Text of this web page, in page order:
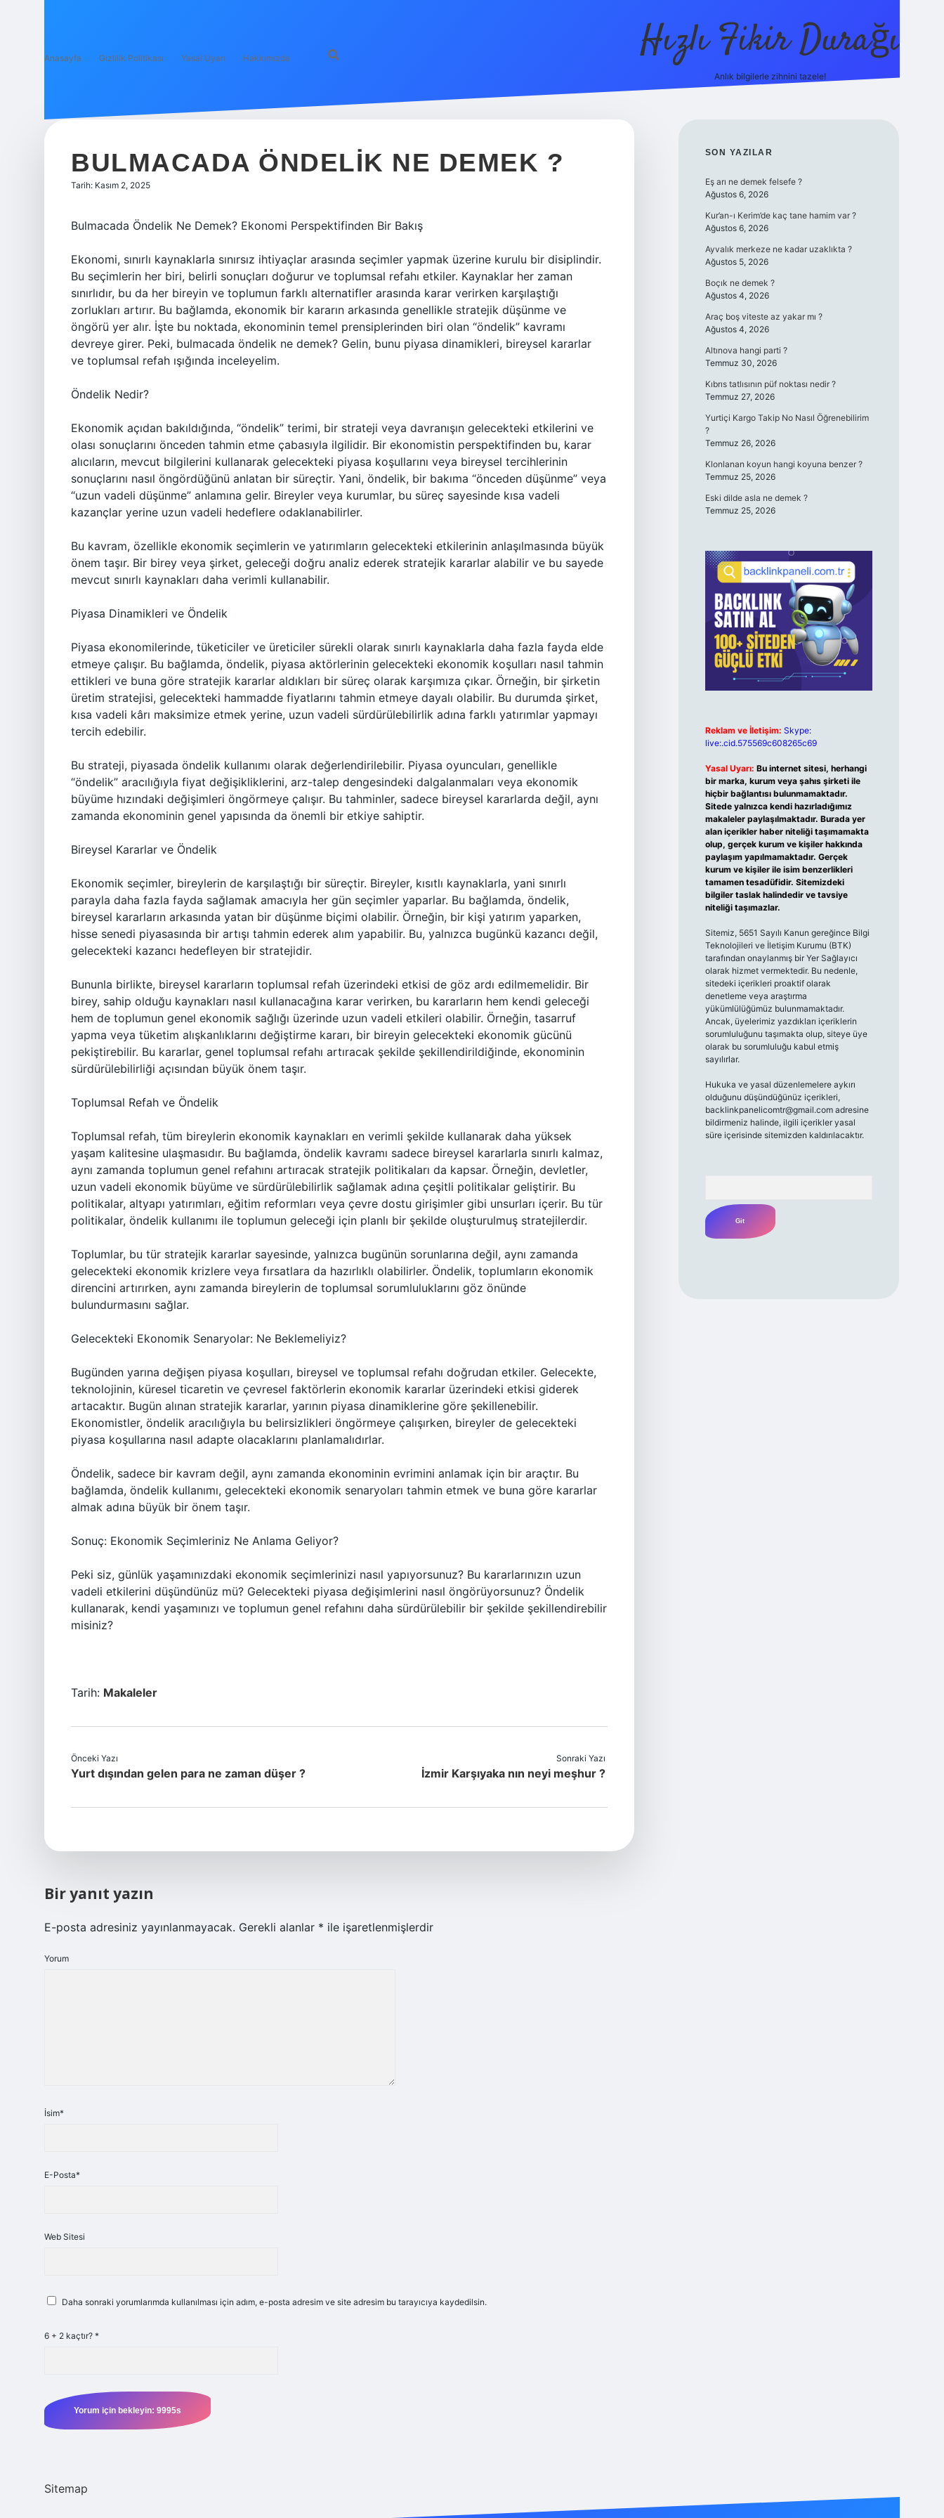
Anasayfa Gizlilik Politikası Yasal Uyarı Hakkımızda Hızlı Fikir Durağı
Anlık bilgilerle zihnini tazele!
BULMACADA ÖNDELIK NE DEMEK ?
Tarih: Kasım 2, 2025
Bulmacada Öndelik Ne Demek? Ekonomi Perspektifinden Bir Bakış
Ekonomi, sınırlı kaynaklarla sınırsız ihtiyaçlar arasında seçimler yapmak üzerine kurulu bir disiplindir.
Bu seçimlerin her biri, belirli sonuçları doğurur ve toplumsal refahı etkiler. Kaynaklar her zaman
sınırlıdır, bu da her bireyin ve toplumun farklı alternatifler arasında karar verirken karşılaştığı
zorlukları artırır. Bu bağlamda, ekonomik bir kararın arkasında genellikle stratejik düşünme ve
öngörü yer alır. İşte bu noktada, ekonominin temel prensiplerinden biri olan “öndelik” kavramı
devreye girer. Peki, bulmacada öndelik ne demek? Gelin, bunu piyasa dinamikleri, bireysel kararlar
ve toplumsal refah ışığında inceleyelim.
Öndelik Nedir?
Ekonomik açıdan bakıldığında, “öndelik” terimi, bir strateji veya davranışın gelecekteki etkilerini ve
olası sonuçlarını önceden tahmin etme çabasıyla ilgilidir. Bir ekonomistin perspektifinden bu, karar
alıcıların, mevcut bilgilerini kullanarak gelecekteki piyasa koşullarını veya bireysel tercihlerinin
sonuçlarını nasıl öngördüğünü anlatan bir süreçtir. Yani, öndelik, bir bakıma “önceden düşünme” veya
“uzun vadeli düşünme” anlamına gelir. Bireyler veya kurumlar, bu süreç sayesinde kısa vadeli
kazançlar yerine uzun vadeli hedeflere odaklanabilirler.
Bu kavram, özellikle ekonomik seçimlerin ve yatırımların gelecekteki etkilerinin anlaşılmasında büyük
önem taşır. Bir birey veya şirket, geleceği doğru analiz ederek stratejik kararlar alabilir ve bu sayede
mevcut sınırlı kaynakları daha verimli kullanabilir.
Piyasa Dinamikleri ve Öndelik
Piyasa ekonomilerinde, tüketiciler ve üreticiler sürekli olarak sınırlı kaynaklarla daha fazla fayda elde
etmeye çalışır. Bu bağlamda, öndelik, piyasa aktörlerinin gelecekteki ekonomik koşulları nasıl tahmin
ettikleri ve buna göre stratejik kararlar aldıkları bir süreç olarak karşımıza çıkar. Örneğin, bir şirketin
üretim stratejisi, gelecekteki hammadde fiyatlarını tahmin etmeye dayalı olabilir. Bu durumda şirket,
kısa vadeli kârı maksimize etmek yerine, uzun vadeli sürdürülebilirlik adına farklı yatırımlar yapmayı
tercih edebilir.
Bu strateji, piyasada öndelik kullanımı olarak değerlendirilebilir. Piyasa oyuncuları, genellikle
“öndelik” aracılığıyla fiyat değişikliklerini, arz-talep dengesindeki dalgalanmaları veya ekonomik
büyüme hızındaki değişimleri öngörmeye çalışır. Bu tahminler, sadece bireysel kararlarda değil, aynı
zamanda ekonominin genel yapısında da önemli bir etkiye sahiptir.
Bireysel Kararlar ve Öndelik
Ekonomik seçimler, bireylerin de karşılaştığı bir süreçtir. Bireyler, kısıtlı kaynaklarla, yani sınırlı
parayla daha fazla fayda sağlamak amacıyla her gün seçimler yaparlar. Bu bağlamda, öndelik,
bireysel kararların arkasında yatan bir düşünme biçimi olabilir. Örneğin, bir kişi yatırım yaparken,
hisse senedi piyasasında bir artışı tahmin ederek alım yapabilir. Bu, yalnızca bugünkü kazancı değil,
gelecekteki kazancı hedefleyen bir stratejidir.
Bununla birlikte, bireysel kararların toplumsal refah üzerindeki etkisi de göz ardı edilmemelidir. Bir
birey, sahip olduğu kaynakları nasıl kullanacağına karar verirken, bu kararların hem kendi geleceği
hem de toplumun genel ekonomik sağlığı üzerinde uzun vadeli etkileri olabilir. Örneğin, tasarruf
yapma veya tüketim alışkanlıklarını değiştirme kararı, bir bireyin gelecekteki ekonomik gücünü
pekiştirebilir. Bu kararlar, genel toplumsal refahı artıracak şekilde şekillendirildiğinde, ekonominin
sürdürülebilirliği açısından büyük önem taşır.
Toplumsal Refah ve Öndelik
Toplumsal refah, tüm bireylerin ekonomik kaynakları en verimli şekilde kullanarak daha yüksek
yaşam kalitesine ulaşmasıdır. Bu bağlamda, öndelik kavramı sadece bireysel kararlarla sınırlı kalmaz,
aynı zamanda toplumun genel refahını artıracak stratejik politikaları da kapsar. Örneğin, devletler,
uzun vadeli ekonomik büyüme ve sürdürülebilirlik sağlamak adına çeşitli politikalar geliştirir. Bu
politikalar, altyapı yatırımları, eğitim reformları veya çevre dostu girişimler gibi unsurları içerir. Bu tür
politikalar, öndelik kullanımı ile toplumun geleceği için planlı bir şekilde oluşturulmuş stratejilerdir.
Toplumlar, bu tür stratejik kararlar sayesinde, yalnızca bugünün sorunlarına değil, aynı zamanda
gelecekteki ekonomik krizlere veya fırsatlara da hazırlıklı olabilirler. Öndelik, toplumların ekonomik
direncini artırırken, aynı zamanda bireylerin de toplumsal sorumluluklarını göz önünde
bulundurmasını sağlar.
Gelecekteki Ekonomik Senaryolar: Ne Beklemeliyiz?
Bugünden yarına değişen piyasa koşulları, bireysel ve toplumsal refahı doğrudan etkiler. Gelecekte,
teknolojinin, küresel ticaretin ve çevresel faktörlerin ekonomik kararlar üzerindeki etkisi giderek
artacaktır. Bugün alınan stratejik kararlar, yarının piyasa dinamiklerine göre şekillenebilir.
Ekonomistler, öndelik aracılığıyla bu belirsizlikleri öngörmeye çalışırken, bireyler de gelecekteki
piyasa koşullarına nasıl adapte olacaklarını planlamalıdırlar.
Öndelik, sadece bir kavram değil, aynı zamanda ekonominin evrimini anlamak için bir araçtır. Bu
bağlamda, öndelik kullanımı, gelecekteki ekonomik senaryoları tahmin etmek ve buna göre kararlar
almak adına büyük bir önem taşır.
Sonuç: Ekonomik Seçimleriniz Ne Anlama Geliyor?
Peki siz, günlük yaşamınızdaki ekonomik seçimlerinizi nasıl yapıyorsunuz? Bu kararlarınızın uzun
vadeli etkilerini düşündünüz mü? Gelecekteki piyasa değişimlerini nasıl öngörüyorsunuz? Öndelik
kullanarak, kendi yaşamınızı ve toplumun genel refahını daha sürdürülebilir bir şekilde şekillendirebilir
misiniz?
Tarih: Makaleler
Önceki Yazı
Yurt dışından gelen para ne zaman düşer ?
Sonraki Yazı
İzmir Karşıyaka nın neyi meşhur ?
Bir yanıt yazın
E-posta adresiniz yayınlanmayacak. Gerekli alanlar * ile işaretlenmişlerdir
Yorum
İsim*
E-Posta*
Web Sitesi
Daha sonraki yorumlarımda kullanılması için adım, e-posta adresim ve site adresim bu tarayıcıya kaydedilsin.
6 + 2 kaçtır? *
Sitemap
SIDEBAR
SON YAZILAR
Eş arı ne demek felsefe ?
Ağustos 6, 2026
Kur’an-ı Kerim’de kaç tane hamim var ?
Ağustos 6, 2026
Ayvalık merkeze ne kadar uzaklıkta ?
Ağustos 5, 2026
Boçık ne demek ?
Ağustos 4, 2026
Araç boş viteste az yakar mı ?
Ağustos 4, 2026
Altınova hangi parti ?
Temmuz 30, 2026
Kıbrıs tatlısının püf noktası nedir ?
Temmuz 27, 2026
Yurtiçi Kargo Takip No Nasıl Öğrenebilirim
?
Temmuz 26, 2026
Klonlanan koyun hangi koyuna benzer ?
Temmuz 25, 2026
Eski dilde asla ne demek ?
Temmuz 25, 2026
Reklam ve İletişim: Skype:
live:.cid.575569c608265c69
Yasal Uyarı: Bu internet sitesi, herhangi
bir marka, kurum veya şahıs şirketi ile
hiçbir bağlantısı bulunmamaktadır.
Sitede yalnızca kendi hazırladığımız
makaleler paylaşılmaktadır. Burada yer
alan içerikler haber niteliği taşımamakta
olup, gerçek kurum ve kişiler hakkında
paylaşım yapılmamaktadır. Gerçek
kurum ve kişiler ile isim benzerlikleri
tamamen tesadüfidir. Sitemizdeki
bilgiler taslak halindedir ve tavsiye
niteliği taşımazlar.
Sitemiz, 5651 Sayılı Kanun gereğince Bilgi
Teknolojileri ve İletişim Kurumu (BTK)
tarafından onaylanmış bir Yer Sağlayıcı
olarak hizmet vermektedir. Bu nedenle,
sitedeki içerikleri proaktif olarak
denetleme veya araştırma
yükümlülüğümüz bulunmamaktadır.
Ancak, üyelerimiz yazdıkları içeriklerin
sorumluluğunu taşımakta olup, siteye üye
olarak bu sorumluluğu kabul etmiş
sayılırlar.
Hukuka ve yasal düzenlemelere aykırı
olduğunu düşündüğünüz içerikleri,
backlinkpanelicomtr@gmail.comadresine
bildirmeniz halinde, ilgili içerikler yasal
süre içerisinde sitemizden kaldırılacaktır.